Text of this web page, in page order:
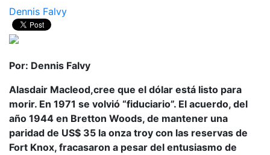
Dennis Falvy
Por: Dennis Falvy
Alasdair Macleod,cree que el dólar está listo para
morir. En 1971 se volvió “fiduciario”. El acuerdo, del
año 1944 en Bretton Woods, de mantener una
paridad de US$ 35 la onza troy con las reservas de
Fort Knox, fracasaron a pesar del entusiasmo de